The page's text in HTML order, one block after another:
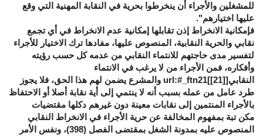
للمشغلين والأجراء أن ينخرطوا بحرية في النقابة المهنية التي وقع
عليها اختيارهم".
فإمكانية الانخراط إذن تقابلها إمكانية عدم الانخراط في أي تجمع
نقابي والحرية النقابية، المنصوص عليها، مفادها ترك الاختيار للأجراء
لتفسير مدى حاجتهم للانتماء النقابي من عدمه كل حسب رؤيته
وأفكاره، فمن الأجراء من لا يرغب في الانتماء
النقابي[[21]
]url:#_ftn21 والمشرع يضمن لهم هذا الحق، فلا يجوز
طرد عامل من عمله بسبب أنه لا ينتمي إلى أية نقابة أصلا أو الاحتفاظ
بالأجراء المنتمين إلى نقابات معينة دون غيرهم دكلها مقتضيات
مكن تبة بمفهوم المخالفة عن حرية الأجراء في الانخراط النقابي
المنصوص عليه بمدونة الشغل بمقتضى الفصل (398)، ونفس الأمر